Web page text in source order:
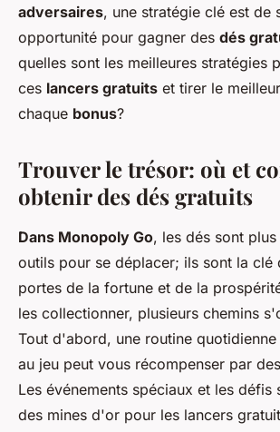
adversaires, une stratégie clé est de
opportunité pour gagner des dés
quelles sont les meilleures stratégies
ces lancers gratuits et tirer le
chaque bonus?
Trouver le trésor: où et
obtenir des dés gratuits
Dans Monopoly Go, les dés sont
outils pour se déplacer; ils sont la clé
portes de la fortune et de la
les collectionner, plusieurs chemins
Tout d'abord, une routine
au jeu peut vous récompenser par des
Les événements spéciaux et les défis
des mines d'or pour les lancers